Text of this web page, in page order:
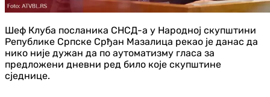
Шеф Клуба посланика СНСД-а у Народној скупштини
Републике Српске Срђан Мазалица рекао је данас да
нико није дужан да по аутоматизму гласа за
предложени дневни ред било које скупштине
сједнице.